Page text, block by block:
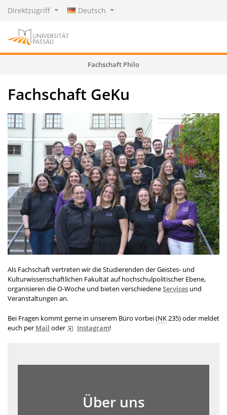
Direktzugriff Deutsch
Fachschaft Philo
Fachschaft GeKu
Als Fachschaft vertreten wir die Studierenden der Geistes- und
Kulturwissenschaftlichen Fakultät auf hochschulpolitischer Ebene,
organisieren die O-Woche und bieten verschiedeneServices und
Veranstaltungen an.
Bei Fragen kommt gerne in unserem Büro vorbei (NK235) oder meldet
euch per Mail oder Instagram!
Über uns